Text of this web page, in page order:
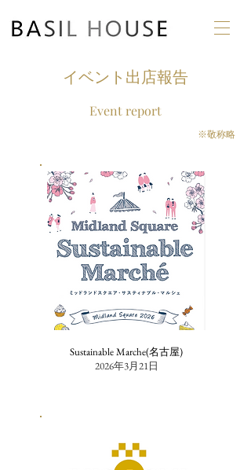
イベント出店報告
Event report
​※敬称略
Sustainable Marche(名古屋)
2026年3月21日